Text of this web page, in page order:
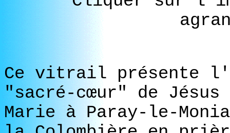
Ce vitrail présente
"sacré-cœur" de
Marie à Paray-le-